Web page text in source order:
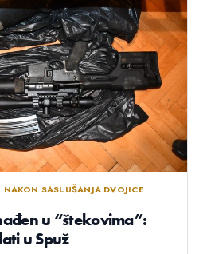
SASLUŠANJA DVOJICE
u “štekovima”:
u Spuž